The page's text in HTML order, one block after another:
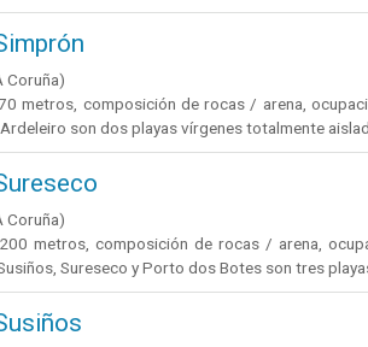
Coruña)
metros, composición de rocas / arena,
son dos playas vírgenes totalmente
Coruña)
metros, composición de rocas / arena,
Sureseco y Porto dos Botes son tres